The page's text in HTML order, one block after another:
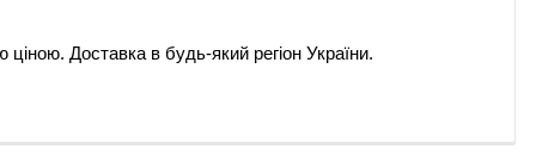
ціною. Доставка в будь-який регіон України.